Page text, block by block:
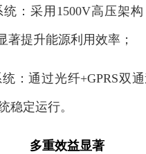
：采用1500V高压架
著提升能源利用效率；
：通过光纤+GPRS双通
稳定运行。
多重效益显著